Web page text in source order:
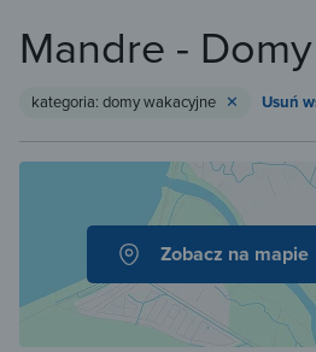
Mandre -
kategoria: domy wakacyjne Usuń
Zobacz na mapie